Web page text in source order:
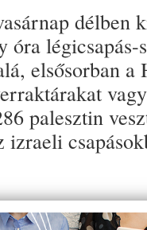
délben
óra
elsősorban
palesztin
izraeli